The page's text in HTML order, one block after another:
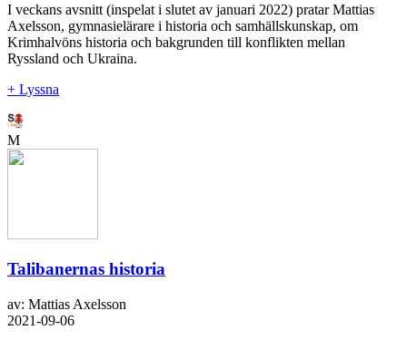
I veckans avsnitt (inspelat i slutet av januari 2022) pratar Mattias
Axelsson, gymnasielärare i historia och samhällskunskap, om
Krimhalvöns historia och bakgrunden till konflikten mellan
Ryssland och Ukraina.
+ Lyssna
M
Talibanernas historia
av: Mattias Axelsson
2021-09-06